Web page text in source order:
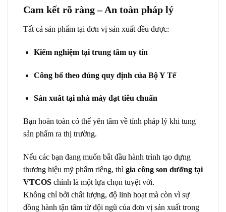
Cam kết rõ ràng – An toàn pháp lý
Tất cả sản phẩm tại đơn vị sản xuất đều được:
Kiểm nghiệm tại trung tâm uy tín
Công bố theo đúng quy định của Bộ Y Tế
Sản xuất tại nhà máy đạt tiêu chuẩn
Bạn hoàn toàn có thể yên tâm về tính pháp lý khi tung
sản phẩm ra thị trường.
Nếu các bạn đang muốn bắt đầu hành trình tạo dựng
thương hiệu mỹ phẩm riêng, thì gia công son dưỡng tại
VTCOS chính là một lựa chọn tuyệt vời.
Không chỉ bởi chất lượng, độ linh hoạt mà còn vì sự
đồng hành tận tâm từ đội ngũ của đơn vị sản xuất trong